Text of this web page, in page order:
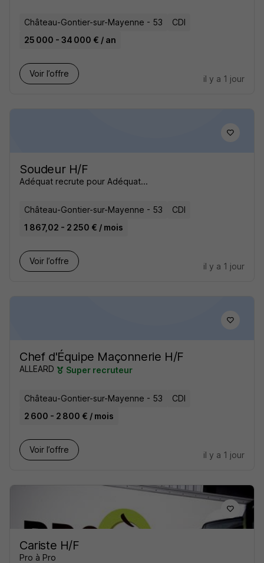
Château-Gontier-sur-Mayenne - 53
CDI
25 000 - 34 000 € / an
Voir l’offre
il y a 1 jour
Soudeur H/F
Adéquat recrute pour Adéquat...
Château-Gontier-sur-Mayenne - 53
CDI
1 867,02 - 2 250 € / mois
Voir l’offre
il y a 1 jour
Chef d'Équipe Maçonnerie H/F
ALLEARD Super recruteur
Château-Gontier-sur-Mayenne - 53
CDI
2 600 - 2 800 € / mois
Voir l’offre
il y a 1 jour
Cariste H/F
Pro à Pro